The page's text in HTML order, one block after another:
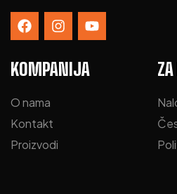
KOMPANIJA
O nama
Kontakt
Proizvodi